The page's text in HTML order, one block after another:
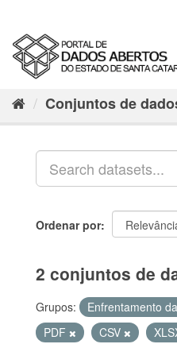
Conjuntos de
Ordenar por
2 conjuntos de
Grupos: Enfrentamento
PDF
CSV